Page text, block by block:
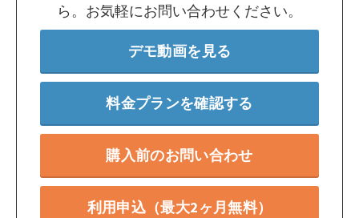
ら。お気軽にお問い合わせください。
デモ動画を見る
料金プランを確認する
購入前のお問い合わせ
利用申込（最大2ヶ月無料）